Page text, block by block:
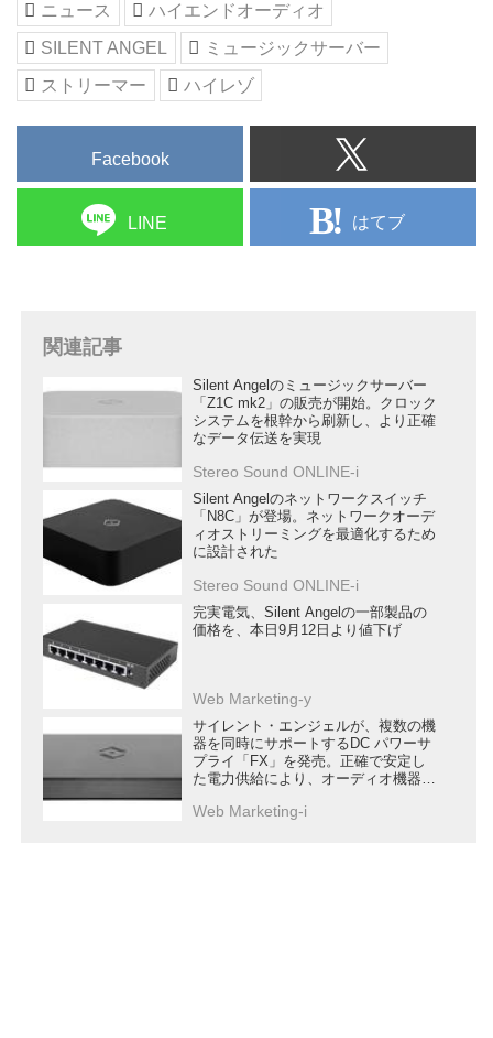
ニュース
ハイエンドオーディオ
SILENT ANGEL
ミュージックサーバー
ストリーマー
ハイレゾ
Facebook
LINE はてブ
関連記事
Silent Angelのミュージックサーバー
「Z1C mk2」の販売が開始。クロック
システムを根幹から刷新し、より正確
なデータ伝送を実現
Stereo Sound ONLINE-i
Silent Angelのネットワークスイッチ
「N8C」が登場。ネットワークオーデ
ィオストリーミングを最適化するため
に設計された
Stereo Sound ONLINE-i
完実電気、Silent Angelの一部製品の
価格を、本日9月12日より値下げ
Web Marketing-y
サイレント・エンジェルが、複数の機
器を同時にサポートするDC パワーサ
プライ「FX」を発売。正確で安定し
た電力供給により、オーディオ機器の
Web Marketing-i